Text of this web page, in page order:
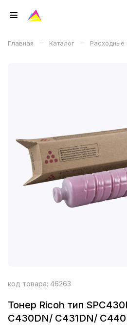
Главная – Каталог –
код товара: 46263
Тонер Ricoh тип
C430DN/ C431DN/